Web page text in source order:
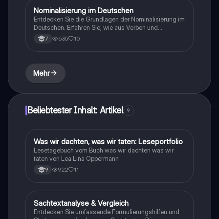
Deutsch
Nominalisierung im Deutschen
Entdecken Sie die Grundlagen der Nominalisierung im
Deutschen. Erfahren Sie, wie aus Verben und
Adjektiven Nomen werden, und lernen Sie die Rolle
von Nomenbegleitern, Pronomen und versteckten
Nominalisierungen. Ideal für Deutschlernende und
Studierende der Sprachwissenschaft.
7 635 10
Mehr
Beliebtester Inhalt: Artikel 9
Deutsch
Was wir dachten, was wir taten: Leseportfolio
Lesetagebuch vom Buch was wir dachten was wir
taten von Lea Lina Oppermann
9 922 11
Deutsch
Sachtextanalyse & Vergleich
Entdecken Sie umfassende Formulierungshilfen und